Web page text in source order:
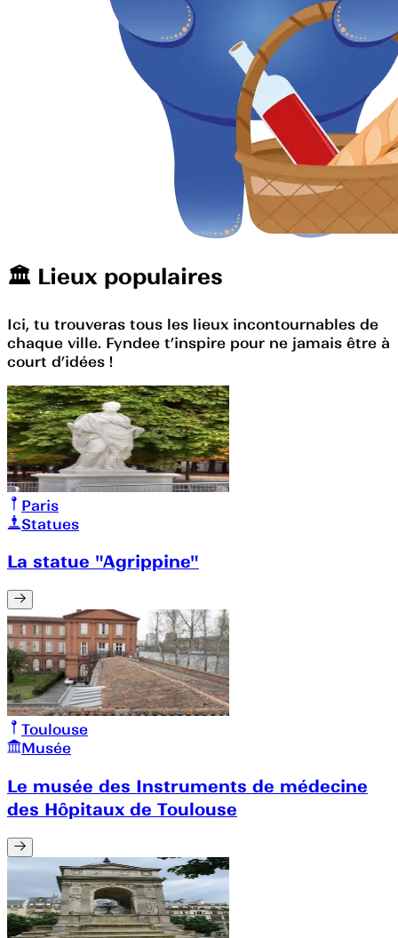
🏛️️ Lieux populaires
Ici, tu trouveras tous les lieux incontournables de
chaque ville. Fyndee t’inspire pour ne jamais être à
court d’idées !
Paris
Statues
La statue "Agrippine"
Toulouse
Musée
Le musée des Instruments de médecine
des Hôpitaux de Toulouse